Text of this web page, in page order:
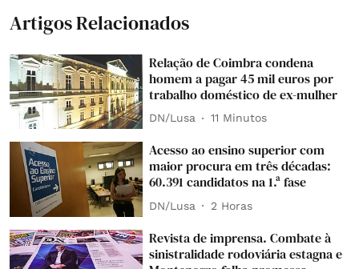
Artigos Relacionados
Relação de Coimbra condena
homem a pagar 45 mil euros por
trabalho doméstico de ex-mulher
DN/Lusa 11 Minutos
Acesso ao ensino superior com
maior procura em três décadas:
60.391 candidatos na 1.ª fase
DN/Lusa 2 Horas
Revista de imprensa. Combate à
sinistralidade rodoviária estagna e